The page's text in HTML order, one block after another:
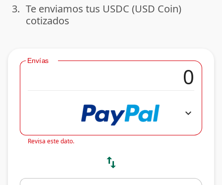
done
3. Te enviamos tus USDC (USD Coin)
cotizados
Envías
expand_more
Revisa este dato.
swap_vert